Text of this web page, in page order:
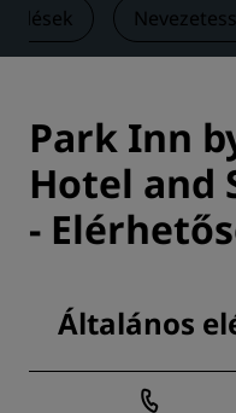
Park Inn
Hotel and
-
Általános